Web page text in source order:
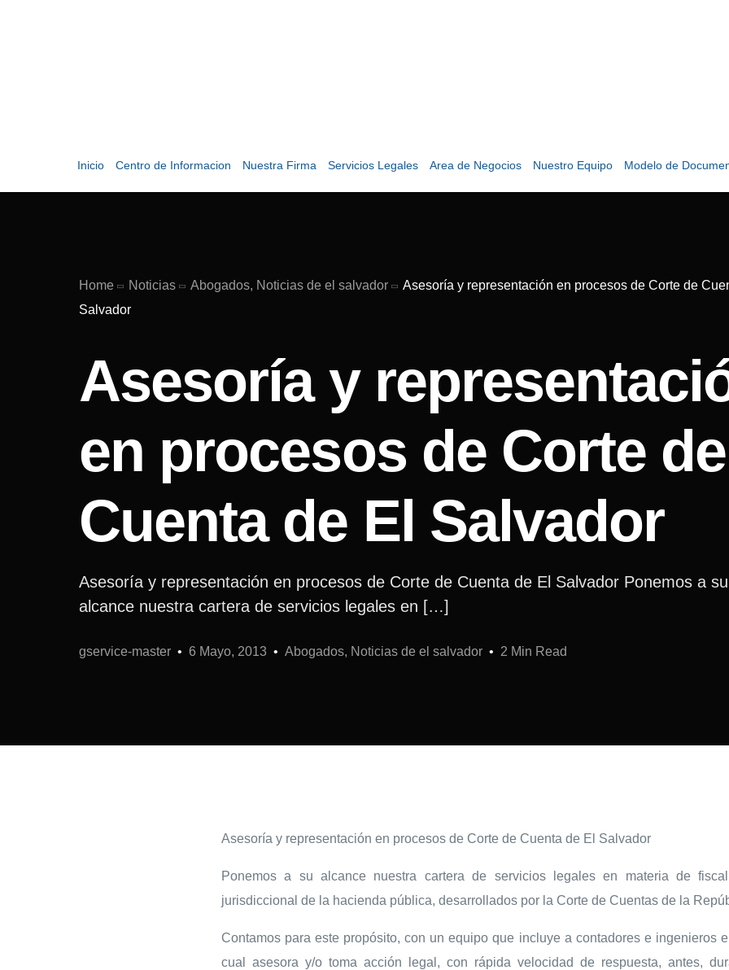
Inicio Centro de Informacion Nuestra Firma Servicios Legales Area de Negocios Nuestro Equipo Modelo de
Home Noticias Abogados, Noticias de el salvador
Asesoría y representación en procesos de Corte de
Salvador
Asesoría y
en procesos de Corte de
Cuenta de El Salvador
Asesoría y representación en procesos de Corte de Cuenta de El Salvador Ponemos a su
alcance nuestra cartera de servicios legales en […]
gservice-master 6 Mayo, 2013 Abogados, Noticias de el salvador 2 Min Read
Asesoría y representación en procesos de Corte de Cuenta de El Salvador
Ponemos a su alcance nuestra cartera de servicios legales en materia de
jurisdiccional de la hacienda pública, desarrollados por la Corte de Cuentas de la
Contamos para este propósito, con un equipo que incluye a contadores e ingenieros
cual asesora y/o toma acción legal, con rápida velocidad de respuesta, antes,